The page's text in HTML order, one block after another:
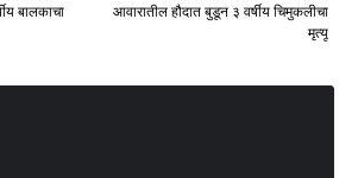
आवारातील हौदात बुडून ३ वर्षीय चिमुकलीचा
मृत्यू
बालकाचा